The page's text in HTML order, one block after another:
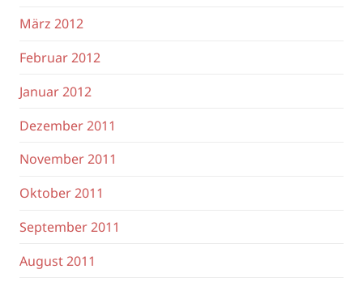
März 2012
Februar 2012
Januar 2012
Dezember 2011
November 2011
Oktober 2011
September 2011
August 2011